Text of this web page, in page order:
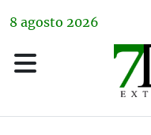
8 agosto 2026